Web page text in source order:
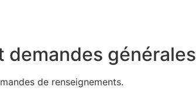
demandes générales
de renseignements.